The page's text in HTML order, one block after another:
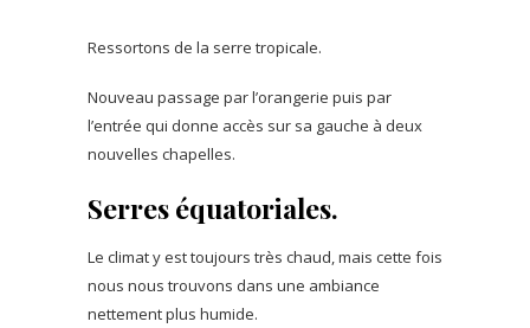
Ressortons de la serre tropicale.
Nouveau passage par l’orangerie puis par
l’entrée qui donne accès sur sa gauche à deux
nouvelles chapelles.
Serres équatoriales.
Le climat y est toujours très chaud, mais cette fois
nous nous trouvons dans une ambiance
nettement plus humide.